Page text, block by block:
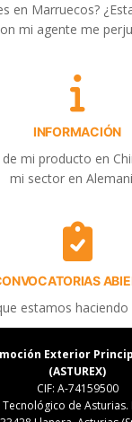
en Marruecos?
mi agente me
INFORMACIÓN
mi producto en
mi sector en
estamos
Exterior
(ASTUREX)
CIF: A-74159500
de Asturias.